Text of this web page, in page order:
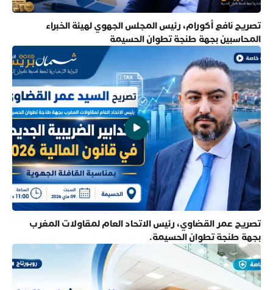
تصريح نافع أكورام، رئيس المجلس الجهوي لهيئة الخبراء
المحاسبين بجهة طنجة تطوان الحسيمة
تصريح عمر القضاوي، رئيس الاتحاد العام لمقاولات المغرب
بجهة طنجة تطوان الحسيمة.